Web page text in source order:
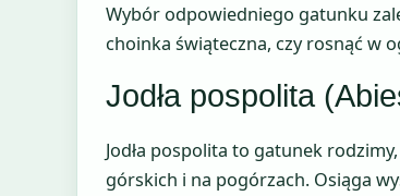
Wybór odpowiedniego gatunku
choinka świąteczna, czy rosnąć w
Jodła pospolita
Jodła pospolita to gatunek
górskich i na pogórzach. Osiąga